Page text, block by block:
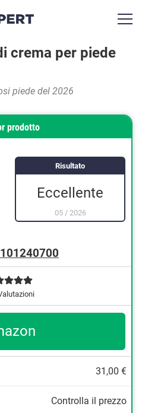
crema per piede
piede del 2026
prodotto
Risultato
Eccellente
05/ 2026
31,00 €
Controlla il prezzo